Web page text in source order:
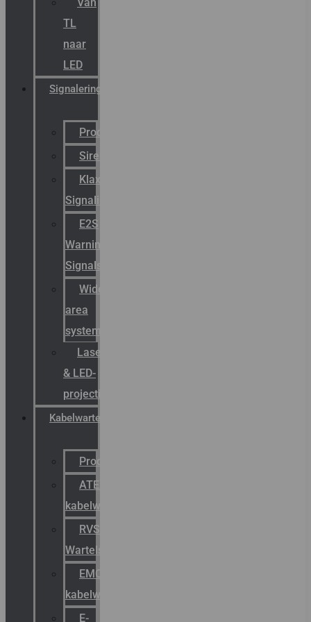
TL
naar
LED
Signalering
Productcatalogus
Sirena
Klaxon
Signaling
E2S
Warning
Signals
Wide
area
systemen
Laserbelijning
& LED-
projectie
Kabelwartels
Productcatalogus
ATEX
kabelwartels
RVS
Wartels
EMC
kabelwartels
E-